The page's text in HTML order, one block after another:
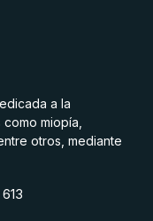
a la
miopía,
otros, mediante